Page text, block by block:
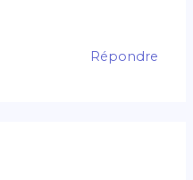
Répondre